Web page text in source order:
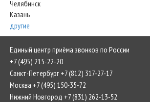
Челябинск
Казань
другие
Единый центр приёма звонков по России
+7 (495) 215-22-20
Санкт-Петербург +7 (812) 317-27-17
Москва +7 (495) 150-35-72
Нижний Новгород +7 (831) 262-13-52